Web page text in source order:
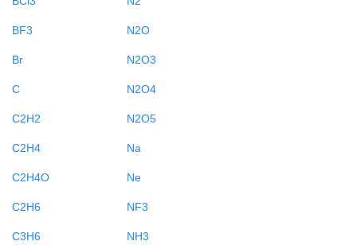
BF3
Br
C
C2H2
C2H4
C2H4O
C2H6
C3H6
N2O
N2O3
N2O4
N2O5
Na
Ne
NF3
NH3